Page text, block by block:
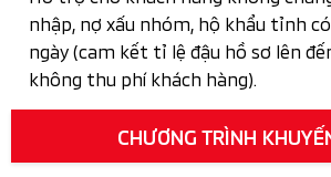
nhập, nợ xấu nhóm, hộ khẩu tỉnh
ngày (cam kết tỉ lệ đậu hồ sơ lên
không thu phí khách hàng).
CHƯƠNG TRÌNH